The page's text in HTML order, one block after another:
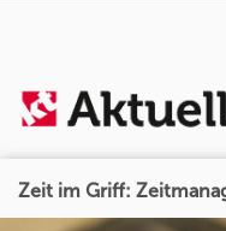
Zeit im Griff: